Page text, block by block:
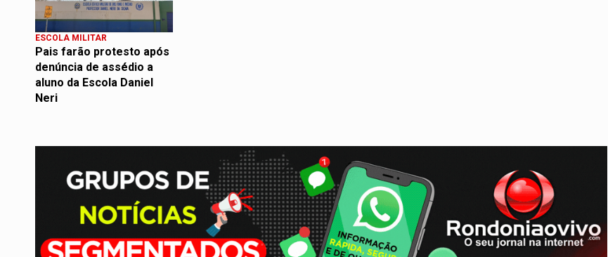
ESCOLA MILITAR
Pais farão protesto após
denúncia de assédio a
aluno da Escola Daniel
Neri